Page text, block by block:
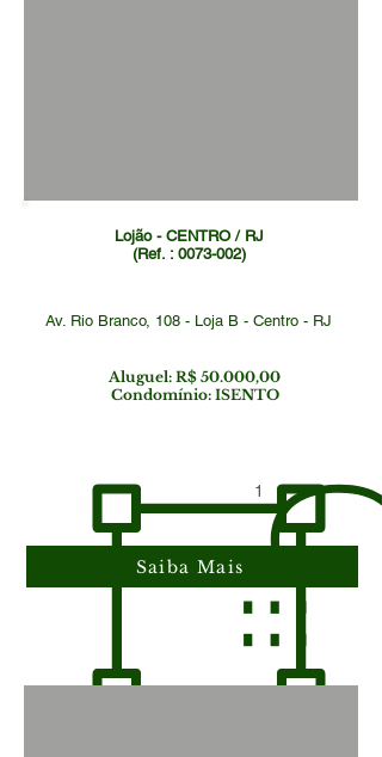
Lojão - CENTRO / RJ
(Ref. : 0073-002)
Av. Rio Branco, 108 - Loja B - Centro - RJ
Aluguel: R$ 50.000,00
Condomínio: ISENTO
1
Saiba Mais